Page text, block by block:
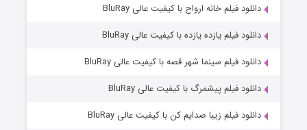
دانلود فیلم خانه ارواح با کیفیت عالی BluRay
دانلود فیلم یازده یازده با کیفیت عالی BluRay
دانلود فیلم سینما شهر قصه با کیفیت عالی BluRay
دانلود فیلم پیشمرگ با کیفیت عالی BluRay
دانلود فیلم زیبا صدایم کن با کیفیت عالی BluRay